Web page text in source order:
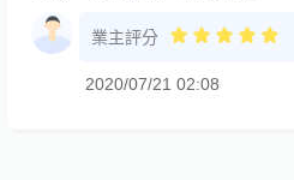
業主評分
2020/07/21 02:08